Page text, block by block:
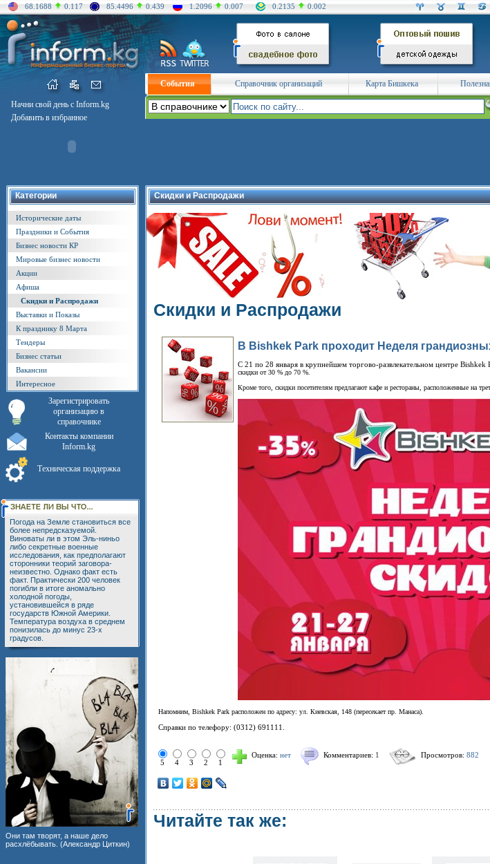
68.1688 0.117 85.4496 0.439 1.2096 0.007 0.2135 0.002
Начни свой день с Inform.kg
Добавить в избранное
События Справочник организаций Карта Бишкека
Категории
Исторические даты
Праздники и События
Бизнес новости КР
Мировые бизнес новости
Акции
Афиша
Скидки и Распродажи
Выставки и Показы
К празднику 8 Марта
Тендеры
Бизнес статьи
Вакансии
Интересное
Зарегистрировать
организацию в
справочнике
Контакты компании
Inform.kg
Техническая поддержка
Погода на Земле становиться все
более непредсказуемой.
Виноваты ли в этом Эль-ниньо
либо секретные военные
исследования, как предполагают
сторонники теорий заговора-
неизвестно. Однако факт есть
факт. Практически 200 человек
погибли в итоге аномально
холодной погоды,
установившейся в ряде
государств Южной Америки.
Температура воздуха в среднем
понизилась до минус 23-х
градусов.
Они там творят, а наше дело
расхлёбывать. (Александр Циткин)
Скидки и Распродажи
Скидки и Распродажи
В Bishkek Park проходит Неделя
С 21 по 28 января в крупнейшем торгово-развлекательном центре
скидки от 30 % до 70 %.
Кроме того, скидки посетителям предлагают кафе и рестораны, расположенные на
Напомним, Bishkek Park расположен по адресу: ул. Киевская, 148 (пересекает пр. Манаса).
Справки по телефору: (0312) 691111.
5 4 3 2 1
Оценка: нет Комментариев: 1 Просмотров: 882
Читайте так же: